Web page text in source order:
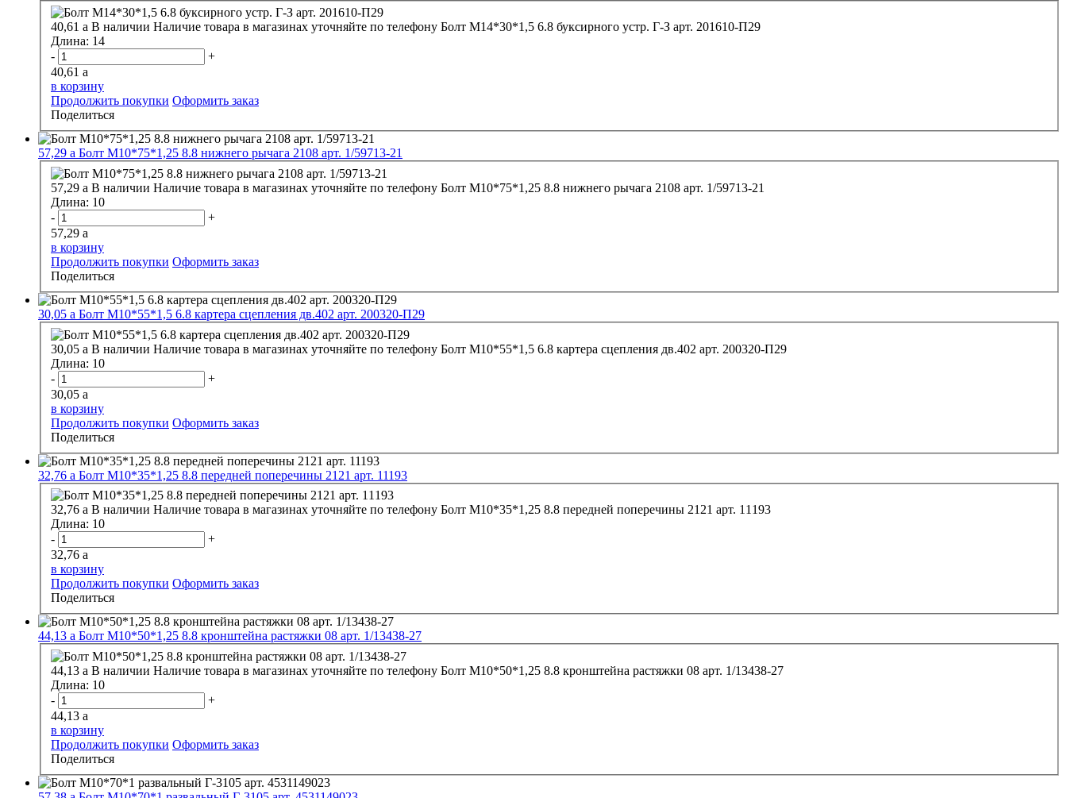
40,61 a В наличии Наличие товара в магазинах уточняйте по телефону
Болт М14*30*1,5 6.8 буксирного устр. Г-З арт. 201610-П29
Длина: 14
-
+
40,61 a
в корзину
Продолжить покупки Оформить заказ
Поделиться
57,29 a Болт М10*75*1,25 8.8 нижнего рычага 2108 арт. 1/59713-21
57,29 a В наличии Наличие товара в магазинах уточняйте по телефону
Болт М10*75*1,25 8.8 нижнего рычага 2108 арт. 1/59713-21
Длина: 10
-
+
57,29 a
в корзину
Продолжить покупки Оформить заказ
Поделиться
30,05 a Болт М10*55*1,5 6.8 картера сцепления дв.402 арт. 200320-П29
30,05 a В наличии Наличие товара в магазинах уточняйте по телефону
Болт М10*55*1,5 6.8 картера сцепления дв.402 арт. 200320-П29
Длина: 10
-
+
30,05 a
в корзину
Продолжить покупки Оформить заказ
Поделиться
32,76 a Болт М10*35*1,25 8.8 передней поперечины 2121 арт. 11193
32,76 a В наличии Наличие товара в магазинах уточняйте по телефону
Болт М10*35*1,25 8.8 передней поперечины 2121 арт. 11193
Длина: 10
-
+
32,76 a
в корзину
Продолжить покупки Оформить заказ
Поделиться
44,13 a Болт М10*50*1,25 8.8 кронштейна растяжки 08 арт. 1/13438-27
44,13 a В наличии Наличие товара в магазинах уточняйте по телефону
Болт М10*50*1,25 8.8 кронштейна растяжки 08 арт. 1/13438-27
Длина: 10
-
+
44,13 a
в корзину
Продолжить покупки Оформить заказ
Поделиться